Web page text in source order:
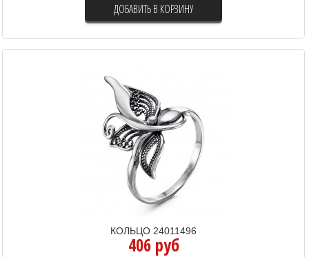
ДОБАВИТЬ В КОРЗИНУ
КОЛЬЦО 24011496
406 руб